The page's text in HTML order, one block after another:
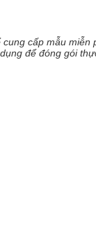
cấp mẫu miễn
để đóng gói